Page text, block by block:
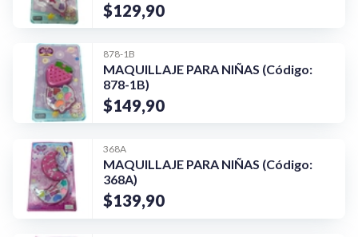
$129,90
878-1B
MAQUILLAJE PARA NIÑAS (Código:
878-1B)
$149,90
368A
MAQUILLAJE PARA NIÑAS (Código:
368A)
$139,90